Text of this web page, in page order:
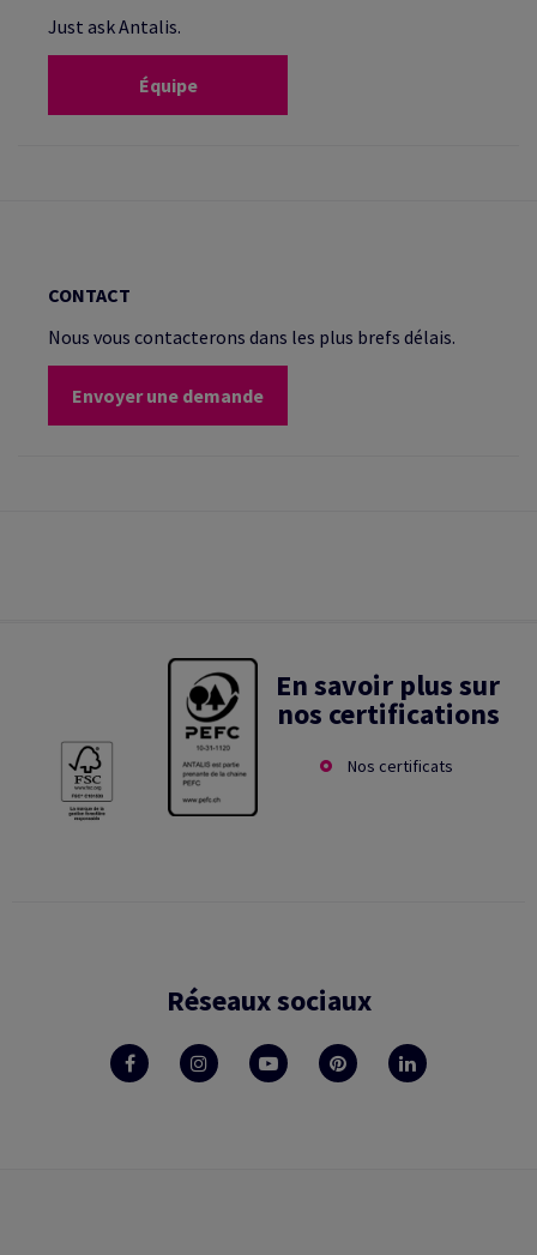
Just ask Antalis.
Équipe
CONTACT
Nous vous contacterons dans les plus brefs délais.
Envoyer une demande
En savoir plus sur
nos certifications
Nos certificats
Réseaux sociaux